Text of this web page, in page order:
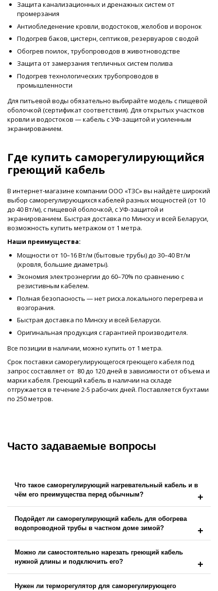
Защита канализационных и дренажных систем от
промерзания
Антиобледенение кровли, водостоков, желобов и воронок
Подогрев баков, цистерн, септиков, резервуаров с водой
Обогрев поилок, трубопроводов в животноводстве
Защита от замерзания тепличных систем полива
Подогрев технологических трубопроводов в
промышленности
Для питьевой воды обязательно выбирайте модель с пищевой
оболочкой (сертификат соответствия). Для открытых участков
кровли и водостоков — кабель с УФ-защитой и усиленным
экранированием.
Где купить саморегулирующийся
греющий кабель
В интернет-магазине компании ООО «ТЗС» вы найдёте широкий
выбор саморегулирующихся кабелей разных мощностей (от 10
до 40 Вт/м), с пищевой оболочкой, с УФ-защитой и
экранированием. Быстрая доставка по Минску и всей Беларуси,
возможность купить метражом от 1 метра.
Наши преимущества:
Мощности от 10–16 Вт/м (бытовые трубы) до 30–40 Вт/м
(кровля, большие диаметры).
Экономия электроэнергии до 60–70% по сравнению с
резистивным кабелем.
Полная безопасность — нет риска локального перегрева и
возгорания.
Быстрая доставка по Минску и всей Беларуси.
Оригинальная продукция с гарантией производителя.
Все позиции в наличии, можно купить от 1 метра.
Срок поставки саморегулирующегося греющего кабеля под
запрос составляет от 80 до 120 дней в зависимости от объема и
марки кабеля. Греющий кабель в наличии на складе
отгружается в течение 2-5 рабочих дней. Поставляется бухтами
по 250 метров.
Часто задаваемые вопросы
Что такое саморегулирующий нагревательный кабель и в
чём его преимущества перед обычным?
Подойдет ли саморегулирующий кабель для обогрева
водопроводной трубы в частном доме зимой?
Можно ли самостоятельно нарезать греющий кабель
нужной длины и подключить его?
Нужен ли терморегулятор для саморегулирующего